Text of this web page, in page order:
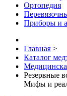
Ортопедия
Приборы и
Главная >
Каталог
Резервные
Мифы и